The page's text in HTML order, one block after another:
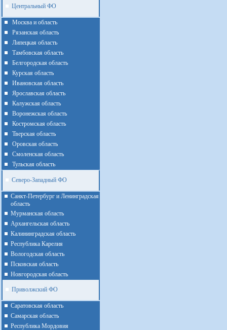
Центральный ФО
Москва и область
Рязанская область
Липецкая область
Тамбовская область
Белгородская область
Курская область
Ивановская область
Ярославская область
Калужская область
Воронежская область
Костромская область
Тверская область
Оровская область
Смоленская область
Тульская область
Северо-Западный ФО
Санкт-Петербург и Ленинградская
область
Мурманская область
Архангельская область
Калининградская область
Республика Карелия
Вологодская область
Псковская область
Новгородская область
Приволжский ФО
Cаратовская область
Cамарская область
Республика Мордовия